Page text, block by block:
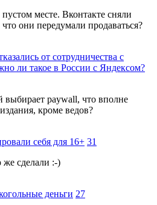
месте. Вконтакте сняли
они передумали продаваться?
от сотрудничества с
ли такое в России с Яндексом?
выбирает paywall, что вполне
кроме ведов?
себя для 16+ 31
сделали :-)
деньги 27